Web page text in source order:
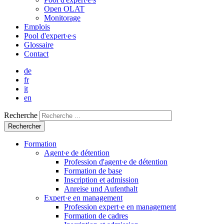
Open OLAT
Monitorage
Emplois
Pool d'expert∙e∙s
Glossaire
Contact
de
fr
it
en
Recherche
Formation
Agent∙e de détention
Profession d'agent∙e de détention
Formation de base
Inscription et admission
Anreise und Aufenthalt
Expert·e en management
Profession expert·e en management
Formation de cadres